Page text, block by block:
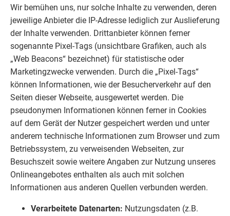
Wir bemühen uns, nur solche Inhalte zu verwenden, deren
jeweilige Anbieter die IP-Adresse lediglich zur Auslieferung
der Inhalte verwenden. Drittanbieter können ferner
sogenannte Pixel-Tags (unsichtbare Grafiken, auch als
„Web Beacons“ bezeichnet) für statistische oder
Marketingzwecke verwenden. Durch die „Pixel-Tags“
können Informationen, wie der Besucherverkehr auf den
Seiten dieser Webseite, ausgewertet werden. Die
pseudonymen Informationen können ferner in Cookies
auf dem Gerät der Nutzer gespeichert werden und unter
anderem technische Informationen zum Browser und zum
Betriebssystem, zu verweisenden Webseiten, zur
Besuchszeit sowie weitere Angaben zur Nutzung unseres
Onlineangebotes enthalten als auch mit solchen
Informationen aus anderen Quellen verbunden werden.
Verarbeitete Datenarten: Nutzungsdaten (z.B.